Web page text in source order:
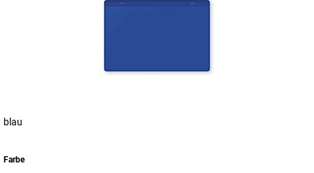
blau
Farbe